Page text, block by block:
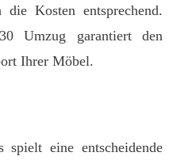
die Kosten entsprechend.
Umzug garantiert den
Ihrer Möbel.
eine entscheidende